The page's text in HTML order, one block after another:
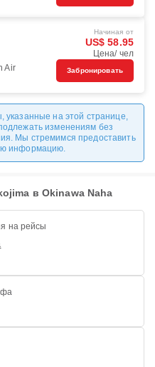
Air
Начиная от
US$ 58.95
Цена/ чел
Забронировать
указанные на этой странице,
изменениям без
Мы стремимся предоставить
информацию.
в Okinawa Naha
на рейсы